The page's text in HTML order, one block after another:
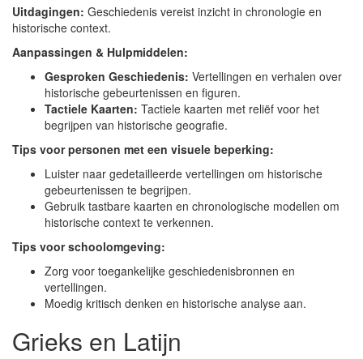
Uitdagingen: Geschiedenis vereist inzicht in chronologie en
historische context.
Aanpassingen & Hulpmiddelen:
Gesproken Geschiedenis: Vertellingen en verhalen over
historische gebeurtenissen en figuren.
Tactiele Kaarten: Tactiele kaarten met reliëf voor het
begrijpen van historische geografie.
Tips voor personen met een visuele beperking:
Luister naar gedetailleerde vertellingen om historische
gebeurtenissen te begrijpen.
Gebruik tastbare kaarten en chronologische modellen om
historische context te verkennen.
Tips voor schoolomgeving:
Zorg voor toegankelijke geschiedenisbronnen en
vertellingen.
Moedig kritisch denken en historische analyse aan.
Grieks en Latijn